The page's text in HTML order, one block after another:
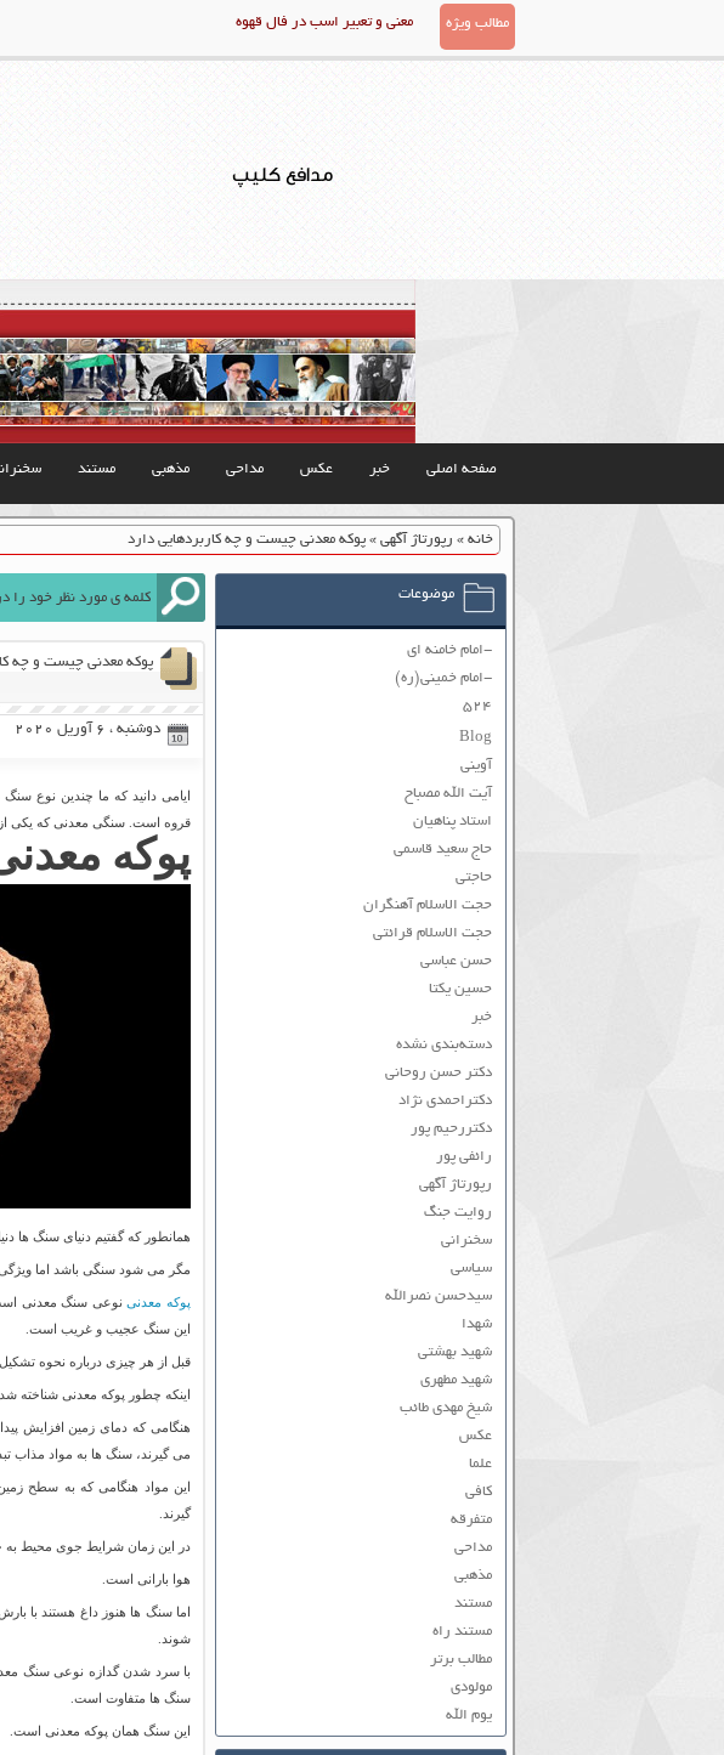
مطالب ویژه معنی و تعبیر اسب در فال قهوه
مدافع کلیپ
صفحه اصلی خبر عکس مداحی مذهبی مستند
خانه» رپورتاژ آگهی» پوکه معدنی چیست و چه کاربردهایی دارد
پوکه معدنی چیست و چه
دوشنبه ، 6 آوریل 2020
ایامی دانید که ما چندین نوع
قروه است. سنگی معدنی که یکی
پوکه
همانطور که گفتیم دنیای سنگ ها
مگر می شود سنگی باشد اما
پوکه معدنینوعی سنگ معدنی است
این سنگ عجیب و غریب است.
قبل از هر چیزی درباره نحوه
اینکه چطور پوکه معدنی شناخته
هنگامی که دمای زمین افزایش
می گیرند، سنگ ها به مواد مذاب
این مواد هنگامی که به سطح
گیرند.
در این زمان شرایط جوی محیط به
هوا بارانی است.
اما سنگ ها هنوز داغ هستند با
شوند.
با سرد شدن گدازه نوعی سنگ
سنگ ها متفاوت است.
این سنگ همان پوکه معدنی است.
موضوعات
-امام خامنه ای
-امام خمینی(ره)
۵۲۴
Blog
آوینی
آیت الله مصباح
استاد پناهیان
حاج سعید قاسمی
حاجتی
حجت الاسلام آهنگران
حجت الاسلام قرائتی
حسن عباسی
حسین یکتا
خبر
دسته‌بندی نشده
دکتر حسن روحانی
دکتراحمدی نژاد
دکتررحیم پور
رائفی پور
رپورتاژ آگهی
روایت جنگ
سخنرانی
سیاسی
سیدحسن نصرالله
شهدا
شهید بهشتی
شهید مطهری
شیخ مهدی طائب
عکس
علما
کافی
متفرقه
مداحی
مذهبی
مستند
مستند راه
مطالب برتر
مولودی
یوم الله